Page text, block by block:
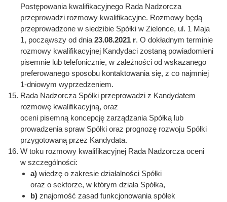
Postępowania kwalifikacyjnego Rada Nadzorcza
przeprowadzi rozmowy kwalifikacyjne. Rozmowy będą
przeprowadzone w siedzibie Spółki w Zielonce, ul. 1 Maja
1, począwszy od dnia 23.08.2021 r. O dokładnym terminie
rozmowy kwalifikacyjnej Kandydaci zostaną powiadomieni
pisemnie lub telefonicznie, w zależności od wskazanego
preferowanego sposobu kontaktowania się, z co najmniej
1-dniowym wyprzedzeniem.
Rada Nadzorcza Spółki przeprowadzi z Kandydatem
rozmowę kwalifikacyjną, oraz
oceni pisemną koncepcję zarządzania Spółką lub
prowadzenia spraw Spółki oraz prognozę rozwoju Spółki
przygotowaną przez Kandydata.
W toku rozmowy kwalifikacyjnej Rada Nadzorcza oceni
w szczególności:
a) wiedzę o zakresie działalności Spółki
oraz o sektorze, w którym działa Spółka,
b) znajomość zasad funkcjonowania spółek